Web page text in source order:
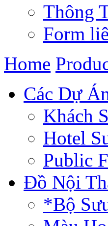
Thông
Form
Home
Các Dự
Khách
Hotel
Public
Đồ Nội
*Bộ